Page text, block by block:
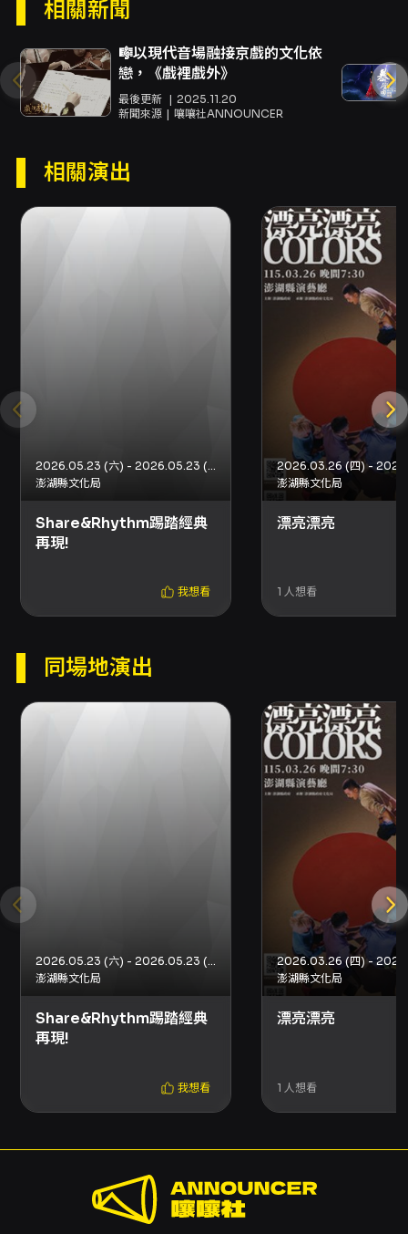
並透過舞台上的衝突與解決過程示範和平相處與
互助的可能性。對於初次接觸戲曲的年幼觀眾，
演出提供了一個溫柔的入門切面：在保留京劇聲
腔與身段美學的前提下，強化角色之間的情緒表
達與肢體互動，讓觀眾能夠在短時長的親子場次
中獲得完整而愉悅的觀演經驗。 就文化場域與觀
當地家庭提供一場兼具娛樂與教育意義的節目。
節目編排與舞台傳達特別重視觀眾的參與感與理
解度，適合家長與幼兒一同觀看並在觀演後進行
討論，延伸成為家庭教育的素材。整體而言，
《森林七矮人》不是單純的童話搬演，而是以戲
曲為媒介進行的跨文化敘事改寫，兼顧傳統藝術
的美感保存與現代親子觀眾的欣賞習慣，對於希
望以舞台藝術啟發孩子情感與價值判斷的家庭，
展演與入場 - 演出時間：2026/08/08（六）
15:00；入場開放時間：14:30。 - 演出全長：約
70分鐘；字幕語言：國語；演前導聆：無。 購票
與取票 - 票價：100、200、300元。 - 售票管
道：網路購買（支援信用卡、Apple Pay、
Google Pay、ATM轉帳，請先加入會員）、分
銷點（現金、信用卡）、超商購買（現金）7-
ELEVEN ibon、全家FamiPort、萊爾富Life-
ET。 - 超商購票與取票：每筆訂單最多可訂購/領
費。澎湖場特別提醒：本場演出位於澎湖，該地
區僅提供超商取票。如需領取超過8張票券，請選
票方式請依結帳頁面顯示的選項為準；取票方式
折扣與套票 - 套票優惠：澎湖吸館-親子遊樂園套
票方案，任選2檔（不限張數）享85折；銷售期
間：2026/06/24 - 2026/09/05。 - 套票優惠
（3檔）：同時購買3檔節目（不限張數）享75
折；銷售期間：2026/06/24 - 2026/08/08。
- 若折扣方案設有「需使用文化幣折抵」限制，
最遲須在演出日10日前（不含演出日）辦理，逾
期無法受理。 - 退票手續費：每張退票收取票面
新購買。 - 申請方式（電子票或尚未取紙本
票）：以信用卡、行動支付、文化幣全額支付購
票者，請使用OPENTIX線上退訂單功能；以
ATM轉帳或現金購票者，請依網站指定方式上傳
資料辦理。 - 已取紙本票者可選擇臨櫃退票或郵
業將依OPENTIX作業流程執行。 - 退款注意：
如使用文化幣或點數折抵購票，退票時將先退還
退現金；若折抵之文化幣、點數已逾使用效期，
將無法返還或展延。 其他注意事項 - 超商系統限
張票券，請分次購票或選擇其他取票方式。 - 輪
限制的折扣方案，可能無法於超商購買，請於購
票頁面確認。 - 系統服務時間：每日23:30-
00:00為系統結算期間暫停服務，請留意以免影
相關新聞
🎼以現代音場融接京戲的文化依
戀，《戲裡戲外》
最後更新
2025.11.20
新聞來源
嚷嚷社ANNOUNCER
相關演出
澎湖縣文化局
Share&Rhythm踢踏經典
再現!
我想看
澎湖縣文化局
漂亮漂亮
1 人想看
同場地演出
2026.05.23 (六) - 2026.05.23 (六)
澎湖縣文化局
Share&Rhythm踢踏經典
再現!
我想看
澎湖縣文化局
漂亮漂亮
1 人想看